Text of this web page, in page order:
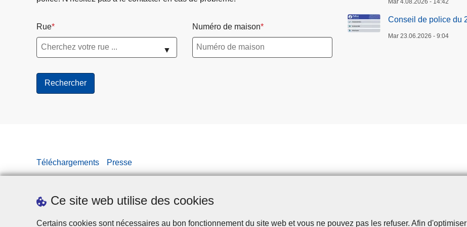
Ce site web utilise des cookies
Certains cookies sont nécessaires au bon fonctionnement du site web et vous ne pouvez pas les refuser. Afin
Rue
▼
Numéro de maison
Mar 4.08.2026 - 14:42
Conseil de police du
Mar 23.06.2026 - 9:04
Téléchargements Presse
Disclaimer Privacy Cookies Accessibilité